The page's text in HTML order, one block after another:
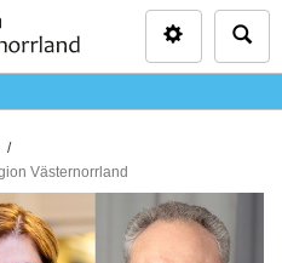
Västernorrland